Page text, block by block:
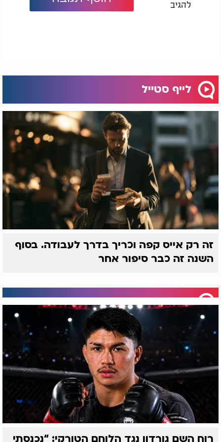
להגיב
לייף סטייל
זה רק אייס קפה וכריך בדרך לעבודה. בסוף
השנה זה כבר סיפור אחר
רוח השם גורדון נגד הלוחם הטורקי: “נכנסתי